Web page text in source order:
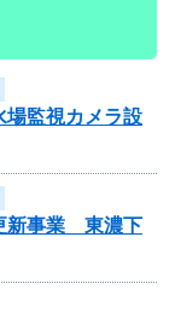
場監視カメラ設
新事業 東濃下